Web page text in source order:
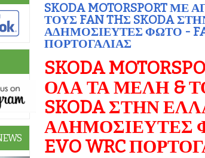
SKODA MOTORSPORT
ΤΟΥΣ FAN THΣ SKODA
ΑΔΗΜΟΣΙΕΥΤΕΣ ΦΩΤΟ -
ΠΟΡΤΟΓΑΛΙΑΣ
SKODA
ΟΛΑ ΤΑ ΜΕΛΗ &
SKODA ΣΤΗΝ
ΑΔΗΜΟΣΙΕΥΤΕΣ
EVO WRC